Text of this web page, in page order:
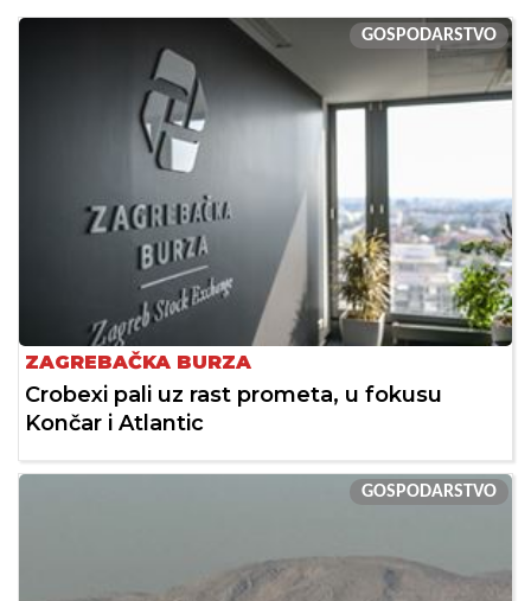
GOSPODARSTVO
ZAGREBAČKA BURZA
Crobexi pali uz rast prometa, u fokusu
Končar i Atlantic
GOSPODARSTVO